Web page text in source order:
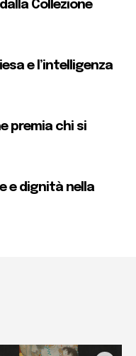
Collezione
e l’intelligenza
premia chi si
e dignità nella